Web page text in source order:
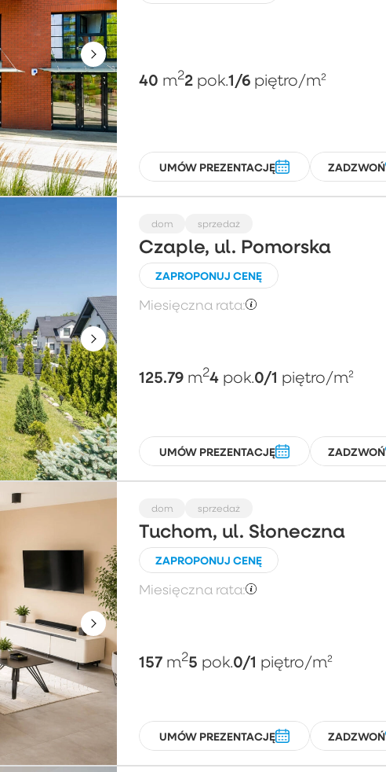
40 m22 pok.1/6 piętro/m²
UMÓW PREZENTACJĘ ZADZWOŃ
dom sprzedaż
Czaple, ul. Pomorska
ZAPROPONUJ CENĘ
Miesięczna rata:
125.79 m24 pok.0/1 piętro/m²
UMÓW PREZENTACJĘ ZADZWOŃ
dom sprzedaż
Tuchom, ul. Słoneczna
ZAPROPONUJ CENĘ
Miesięczna rata:
157 m25 pok.0/1 piętro/m²
UMÓW PREZENTACJĘ ZADZWOŃ